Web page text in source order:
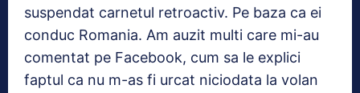
suspendat carnetul retroactiv. Pe baza ca ei
conduc Romania. Am auzit multi care mi-au
comentat pe Facebook, cum sa le explici
faptul ca nu m-as fi urcat niciodata la volan